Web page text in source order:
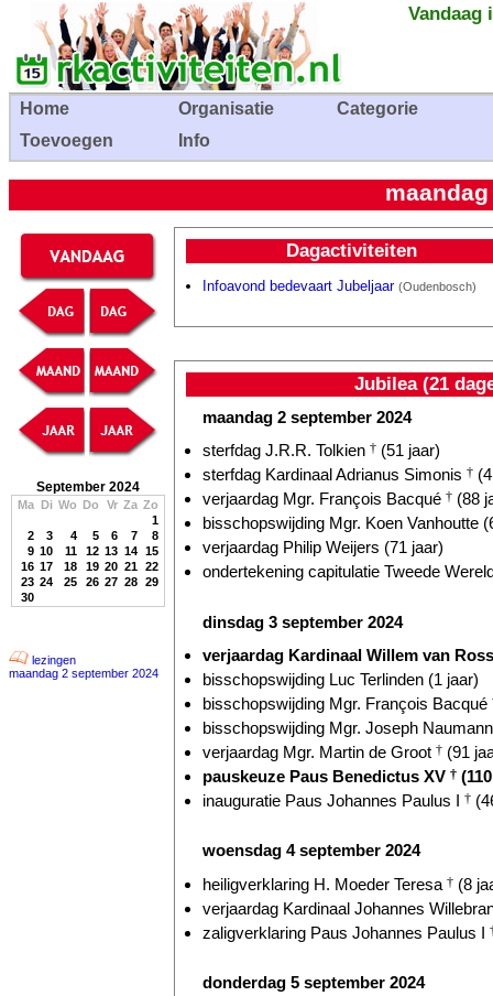
Vandaag
Home Organisatie
Categorie
Toevoegen
Info
September 2024
Ma Di Wo Do Vr Za Zo
1
2
3 4 5 6 7
8
9 10 11 12 13 14 15
16 17 18 19 20 21 22
23 24 25 26 27 28 29
30
lezingen
maandag 2 september 2024
Dagactiviteiten
In­foavond bedevaart Jubeljaar (Oudenbosch)
Jubilea (21
maandag 2 september 2024
sterfdag J.R.R. Tolkien † (51 jaar)
sterfdag Kardinaal Adrianus Simonis †
verjaardag Mgr. François Bacqué † (88
bisschopswijding Mgr. Koen Vanhoutte
verjaardag Philip Weijers (71 jaar)
ondertekening capitulatie Tweede
dinsdag 3 september 2024
verjaardag Kardinaal Willem van
bisschopswijding Luc Terlinden (1 jaar)
bisschopswijding Mgr. François Bacqué
bisschopswijding Mgr. Joseph
verjaardag Mgr. Martin de Groot † (91
pauskeuze Paus Benedictus XV †
inauguratie Paus Johannes Paulus I †
woensdag 4 september 2024
heiligverklaring H. Moeder Teresa † (8
verjaardag Kardinaal Johannes
zaligverklaring Paus Johannes Paulus I
donderdag 5 september 2024